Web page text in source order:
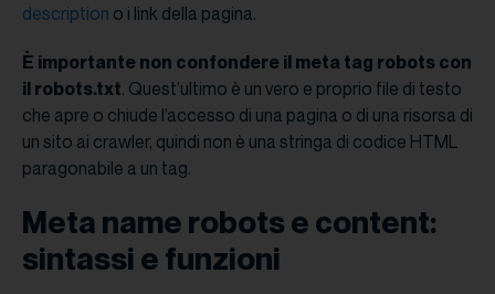
description o i link della pagina.
È importante non confondere il meta tag robots con
il robots.txt. Quest’ultimo è un vero e proprio file di testo
che apre o chiude l’accesso di una pagina o di una risorsa di
un sito ai crawler, quindi non è una stringa di codice HTML
paragonabile a un tag.
Meta name robots e content:
sintassi e funzioni